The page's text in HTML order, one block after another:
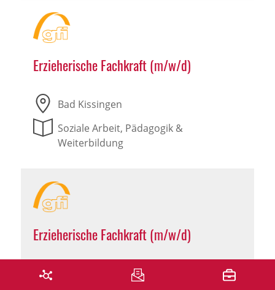
Erzieherische Fachkraft (m/w/d)
Bad Kissingen
Soziale Arbeit, Pädagogik &
Weiterbildung
Erzieherische Fachkraft (m/w/d)